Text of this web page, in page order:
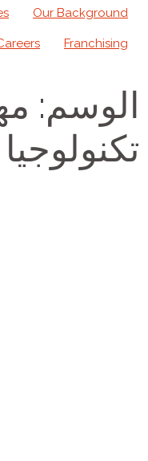
Our Background
Franchising
الوسم: